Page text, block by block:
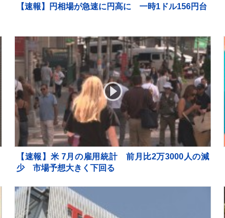
【速報】円相場が急速に円高に 一時1ドル156円台
【速報】米 7月の雇用統計 前月比2万3000人の減
少 市場予想大きく下回る